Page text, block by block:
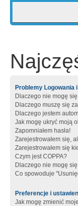
Problemy Logowania
Dlaczego nie mogę
Dlaczego muszę się
Dlaczego jestem
Jak mogę ukryć moją
Zapomniałem hasła!
Zarejestrowałem się,
Zarejestrowałem się
Czym jest COPPA?
Dlaczego nie mogę
Co spowoduje
Preferencje i
Jak mogę zmienić